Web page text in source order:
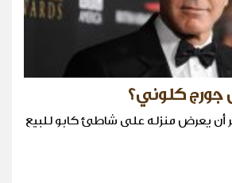
جورج كلوني؟
أن يعرض منزله على شاطئ كابو للبيع